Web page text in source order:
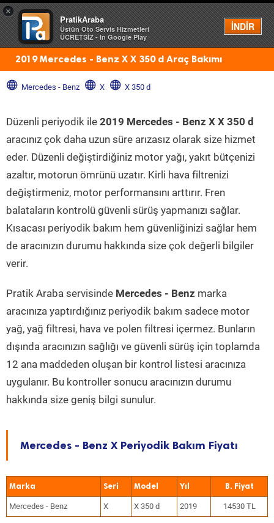
×
PratikAraba
Üstün Oto Servis Hizmetleri
ÜCRETSİZ - In Google Play
İNDİR
Menü
2019 Mercedes - Benz X X 350 d Araç Bakımı
Mercedes - Benz X X 350 d
Düzenli periyodik ile 2019 Mercedes - Benz X X 350 d
aracınız çok daha uzun süre arızasız olarak size hizmet
eder. Düzenli değiştirdiğiniz motor yağı, yakıt bütçenizi
azaltır, motorun ömrünü uzatır. Kirli hava filtrenizi
değiştirmeniz, motor performansını arttırır. Fren
balataların kontrolü güvenli sürüş yapmanızı sağlar.
Kısacası periyodik bakım hem güvenliğinizi sağlar hem
de aracınızın durumu hakkında size çok değerli bilgiler
verir.
Pratik Araba servisinde Mercedes - Benz marka
aracınıza yaptırdığınız periyodik bakım sadece motor
yağ, yağ filtresi, hava ve polen filtresi içermez. Bunların
dışında aracınızın sağlığı ve güvenli sürüş için toplamda
12 ana maddeden oluşan bir kontrol listesi aracınıza
uygulanır. Bu kontroller sonucu aracınızın durumu
hakkında size geniş bilgi sunulur.
Mercedes - Benz X Periyodik Bakım Fiyatı
Marka Seri Model Yıl
Mercedes - Benz X X 350 d 2019 14530 TL